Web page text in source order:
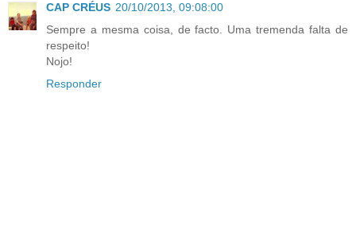
CAP CRÉUS 20/10/2013, 09:08:00
Sempre a mesma coisa, de facto. Uma tremenda falta de
respeito!
Nojo!
Responder